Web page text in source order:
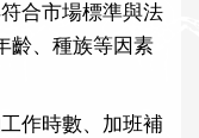
合市場標準與法
齡、種族等因素
作時數、加班補